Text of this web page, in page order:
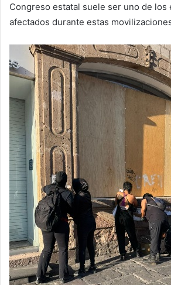
Congreso estatal suele ser uno de los
afectados durante estas